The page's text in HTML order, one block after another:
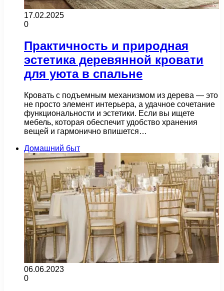
17.02.2025
0
Практичность и природная
эстетика деревянной кровати
для уюта в спальне
Кровать с подъемным механизмом из дерева — это
не просто элемент интерьера, а удачное сочетание
функциональности и эстетики. Если вы ищете
мебель, которая обеспечит удобство хранения
вещей и гармонично впишется…
Домашний быт
06.06.2023
0